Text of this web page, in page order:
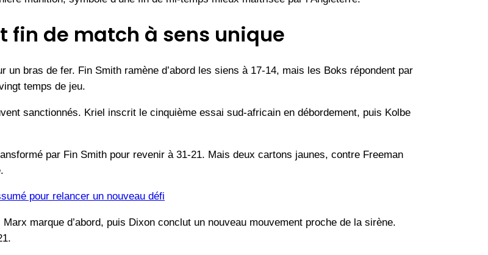
de match à sens unique
un bras de fer. Fin Smith ramène d’abord les siens à 17-14, mais les Boks répondent par
temps de jeu.
sanctionnés. Kriel inscrit le cinquième essai sud-africain en débordement, puis Kolbe
par Fin Smith pour revenir à 31-21. Mais deux cartons jaunes, contre Freeman
pour relancer un nouveau défi
marque d’abord, puis Dixon conclut un nouveau mouvement proche de la sirène.